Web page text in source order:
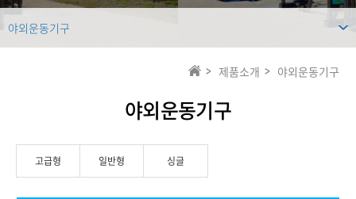
야외운동기구
제품소개 야외운동기구
야외운동기구
고급형 일반형 싱글